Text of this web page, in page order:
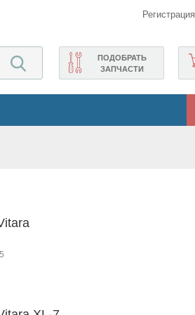
Регистрация
ПОДОБРАТЬ
ЗАПЧАСТИ